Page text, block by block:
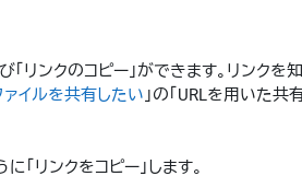
リンクのコピー」ができます。リンクを
ァイルを共有したい 」の「URLを用いた共
リンクをコピー」します。